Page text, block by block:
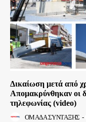
Δικαίωση μετά από
Απομακρύνθηκαν οι
τηλεφωνίας (video)
ΟΜΑΔΑ ΣΥΝΤΑΞΗΣ -